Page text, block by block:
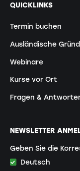
QUICKLINKS
Termin buchen
Ausländische
Webinare
Kurse vor Ort
Fragen &
NEWSLETTER
Geben Sie die
Deutsch